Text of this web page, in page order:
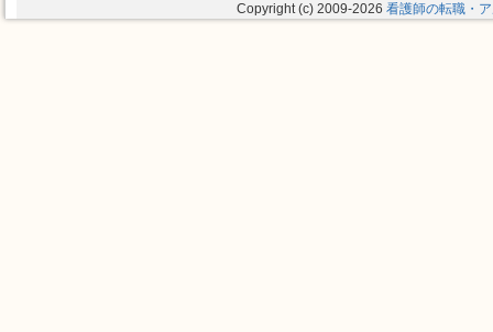
Copyright (c) 2009-2026 看護師の転職・